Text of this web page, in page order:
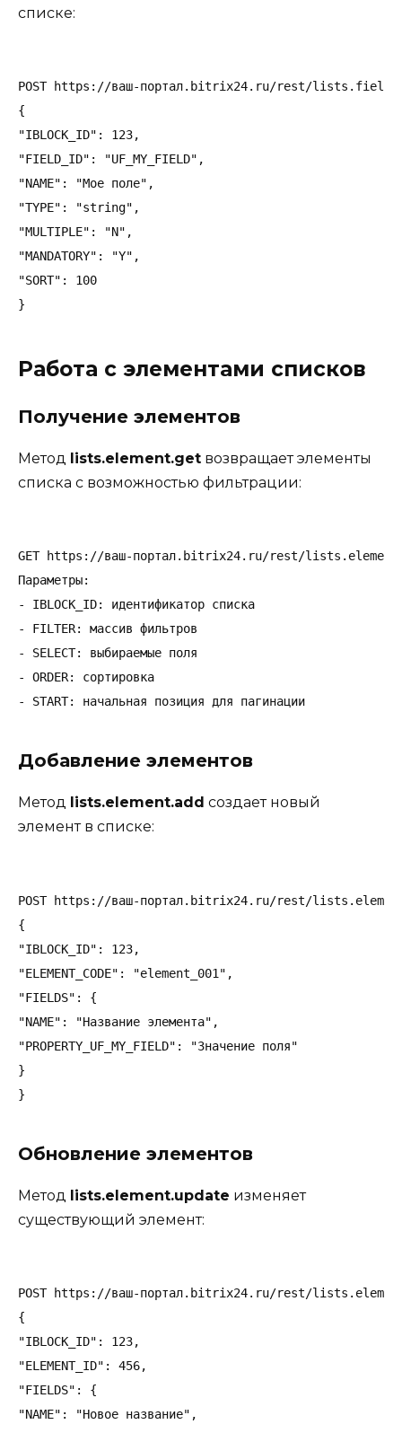
списке:
POST https://ваш-портал.bitrix24.ru/rest/
{
"IBLOCK_ID": 123,
"FIELD_ID": "UF_MY_FIELD",
"NAME": "Мое поле",
"TYPE": "string",
"MULTIPLE": "N",
"MANDATORY": "Y",
"SORT": 100
Работа с элементами списков
Получение элементов
Метод lists.element.get возвращает элементы
списка с возможностью фильтрации:
GET https://ваш-портал.bitrix24.ru/rest/
Параметры:
- IBLOCK_ID: идентификатор списка
- FILTER: массив фильтров
- SELECT: выбираемые поля
- ORDER: сортировка
Добавление элементов
Метод lists.element.add создает новый
элемент в списке:
POST https://ваш-портал.bitrix24.ru/rest/
{
"IBLOCK_ID": 123,
"ELEMENT_CODE": "element_001",
"FIELDS": {
"NAME": "Название элемента",
"PROPERTY_UF_MY_FIELD": "Значение поля"
}
Обновление элементов
Метод lists.element.update изменяет
существующий элемент:
POST https://ваш-портал.bitrix24.ru/rest/
{
"IBLOCK_ID": 123,
"ELEMENT_ID": 456,
"FIELDS": {
"NAME": "Новое название",